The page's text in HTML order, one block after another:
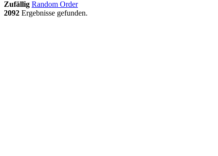
Zufällig Random Order
2092 Ergebnisse gefunden.